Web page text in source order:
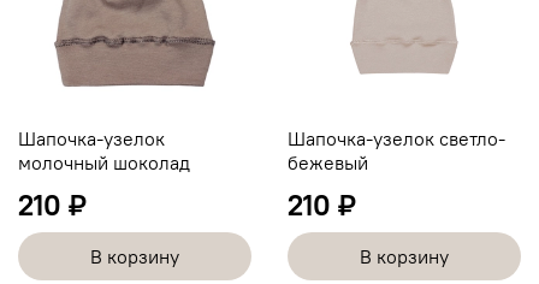
Шапочка-узелок
молочный шоколад
210 ₽
В корзину
Шапочка-узелок светло-
бежевый
210 ₽
В корзину